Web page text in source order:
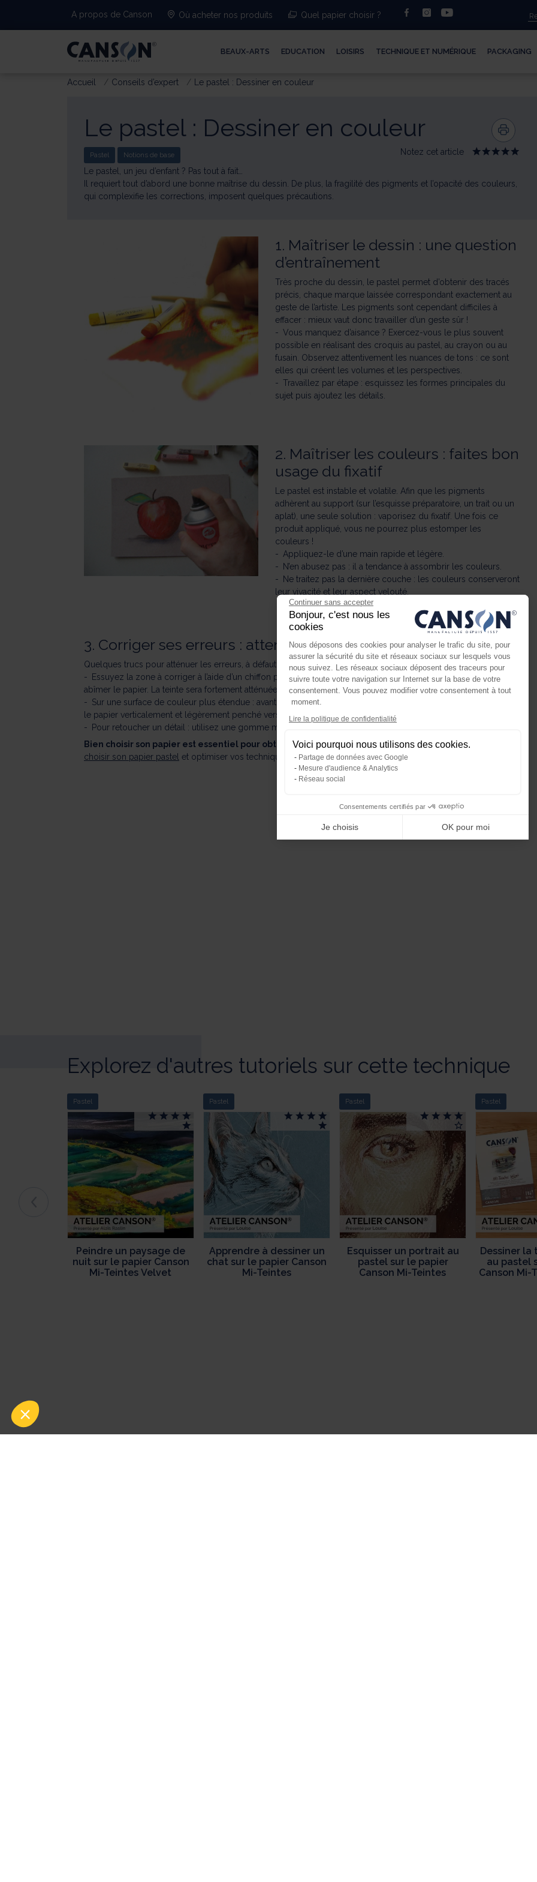
A propos de Canson Où acheter nos produits Quel papier choisir ? facebookinstagram
BEAUX-ARTS EDUCATION LOISIRS TECHNIQUE ET NUMÉRIQUE PACKAGING
Accueil Conseils d’expert Le pastel : Dessiner en couleur
Le pastel : Dessiner en couleur
Pastel Notions de base Notez cet article
Give
:
Give
:
Give
:
Give
:
Give
:
Le pastel, un jeu d’enfant ? Pas tout à fait…
Il requiert tout d’abord une bonne maîtrise du dessin. De plus, la fragilité des pigments et l’opacité des couleurs,
qui complexifie les corrections, imposent quelques précautions.
1. Maîtriser le dessin : une question
d’entraînement
Très proche du dessin, le pastel permet d’obtenir des tracés
précis, chaque marque laissée correspondant exactement au
geste de l’artiste. Les pigments sont cependant difficiles à
effacer : mieux vaut donc travailler d’un geste sûr !
Vous manquez d’aisance ? Exercez-vous le plus souvent
possible en réalisant des croquis au pastel, au crayon ou au
fusain. Observez attentivement les nuances de tons : ce sont
elles qui créent les volumes et les perspectives.
Travaillez par étape : esquissez les formes principales du
sujet puis ajoutez les détails.
2. Maîtriser les couleurs : faites bon
usage du fixatif
Le pastel est instable et volatile. Afin que les pigments
adhèrent au support (sur l’esquisse préparatoire, un trait ou un
aplat), une seule solution : vaporisez du fixatif. Une fois ce
produit appliqué, vous ne pourrez plus estomper les
couleurs !
Appliquez-le d’une main rapide et légère.
N’en abusez pas : il a tendance à assombrir les couleurs.
Ne traitez pas la dernière couche : les couleurs conserveront
leur vivacité et leur aspect velouté.
3. Corriger ses erreurs : attention aux traces !
Quelques trucs pour atténuer les erreurs, à défaut de pouvoir les effacer complètement :
Essuyez la zone à corriger à l’aide d’un chiffon propre, dans une seule direction et sans appuyer pour ne pas
abîmer le papier. La teinte sera fortement atténuée, vous pourrez alors la retravailler.
Sur une surface de couleur plus étendue : avant de passer le chiffon, soufflez sur les pigments en maintenant
le papier verticalement et légèrement penché vers l’avant
Pour retoucher un détail : utilisez une gomme mie de pain modelée en pointe.
Bien choisir son papier est essentiel pour obtenir un rendu optimal au pastel.Découvrezcomment
choisir son papier pastel et optimiser vos techniques de dessin.
Explorez d'autres tutoriels sur cette technique
Pastel
Peindre un paysage de
nuit sur le papier Canson
Mi-Teintes Velvet
Pastel
Apprendre à dessiner un
chat sur le papier Canson
Mi-Teintes
Pastel
Esquisser un portrait au
pastel sur le papier
Canson Mi-Teintes
Pastel
Dessiner la
au pastel
Canson Mi-
Continuer sans accepter
Bonjour, c'est nous les
cookies
Nous déposons des cookies pour analyser le trafic du site, pour
assurer la sécurité du site et réseaux sociaux sur lesquels vous
nous suivez. Les réseaux sociaux déposent des traceurs pour
suivre toute votre navigation sur Internet sur la base de votre
consentement. Vous pouvez modifier votre consentement à tout
moment.
Lire la politique de confidentialité
Voici pourquoi nous utilisons des cookies.
Partage de données avec Google
Mesure d'audience & Analytics
Réseau social
Consentements certifiés par
Je choisis OK pour moi
Axeptio consent
Notre plateforme vous permet